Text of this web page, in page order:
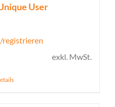
User
registrieren
exkl. MwSt.